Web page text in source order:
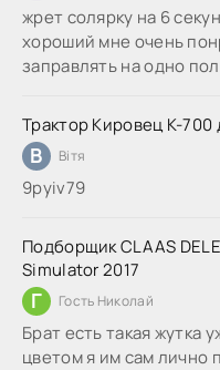
жрет солярку на 6
хороший мне очень
заправлять на одно
Трактор Кировец К-700
В Вітя
9руіv79
Подборщик CLAAS
Simulator 2017
Г Гость Николай
Брат есть такая жутка
цветом я им сам лично